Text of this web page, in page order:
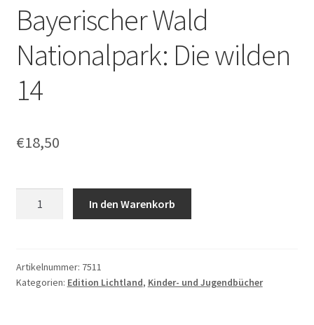
Bayerischer Wald
Nationalpark: Die wilden
14
€18,50
wilden
14
In den Warenkorb
Artikelnummer: 7511
Kategorien: Edition Lichtland, Kinder- und Jugendbücher